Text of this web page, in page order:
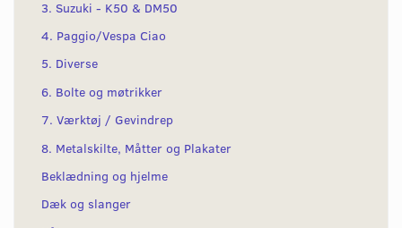
3. Suzuki - K50 & DM50
4. Paggio/Vespa Ciao
5. Diverse
6. Bolte og møtrikker
7. Værktøj / Gevindrep
8. Metalskilte, Måtter og Plakater
Beklædning og hjelme
Dæk og slanger